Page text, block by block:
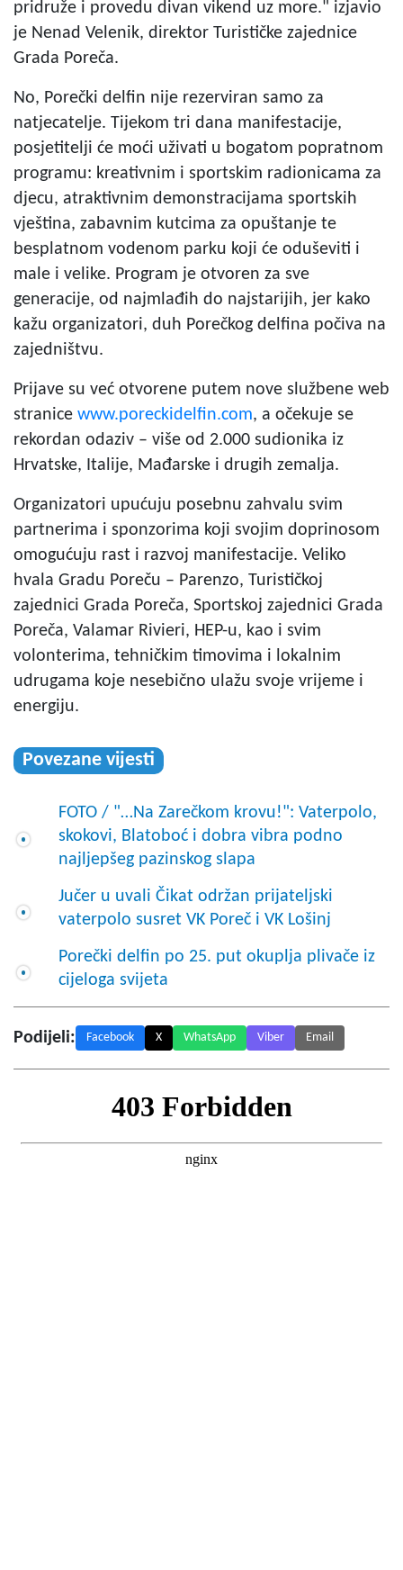
pridruže i provedu divan vikend uz more." izjavio
je Nenad Velenik, direktor Turističke zajednice
Grada Poreča.
No, Porečki delfin nije rezerviran samo za
natjecatelje. Tijekom tri dana manifestacije,
posjetitelji će moći uživati u bogatom popratnom
programu: kreativnim i sportskim radionicama za
djecu, atraktivnim demonstracijama sportskih
vještina, zabavnim kutcima za opuštanje te
besplatnom vodenom parku koji će oduševiti i
male i velike. Program je otvoren za sve
generacije, od najmlađih do najstarijih, jer kako
kažu organizatori, duh Porečkog delfina počiva na
zajedništvu.
Prijave su već otvorene putem nove službene web
stranice www.poreckidelfin.com, a očekuje se
rekordan odaziv – više od 2.000 sudionika iz
Hrvatske, Italije, Mađarske i drugih zemalja.
Organizatori upućuju posebnu zahvalu svim
partnerima i sponzorima koji svojim doprinosom
omogućuju rast i razvoj manifestacije. Veliko
hvala Gradu Poreču – Parenzo, Turističkoj
zajednici Grada Poreča, Sportskoj zajednici Grada
Poreča, Valamar Rivieri, HEP-u, kao i svim
volonterima, tehničkim timovima i lokalnim
udrugama koje nesebično ulažu svoje vrijeme i
energiju.
Povezane vijesti
FOTO / "…Na Zarečkom krovu!": Vaterpolo,
skokovi, Blatoboć i dobra vibra podno
najljepšeg pazinskog slapa
Jučer u uvali Čikat održan prijateljski
vaterpolo susret VK Poreč i VK Lošinj
Porečki delfin po 25. put okuplja plivače iz
cijeloga svijeta
Podijeli: Facebook X WhatsApp Viber Email